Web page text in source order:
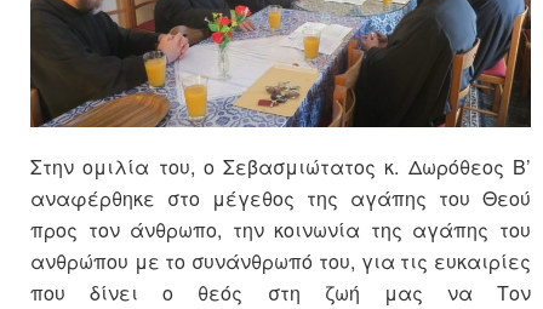
Στην ομιλία του, ο Σεβασμιώτατος κ. Δωρόθεος Β’
αναφέρθηκε στο μέγεθος της αγάπης του Θεού
προς τον άνθρωπο, την κοινωνία της αγάπης του
ανθρώπου με το συνάνθρωπό του, για τις ευκαιρίες
που δίνει ο θεός στη ζωή μας να Τον